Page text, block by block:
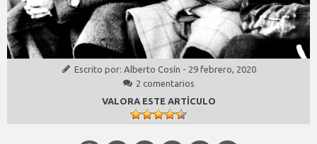
Escrito por: Alberto Cosín - 29 febrero, 2020
2 comentarios
VALORA ESTE ARTÍCULO